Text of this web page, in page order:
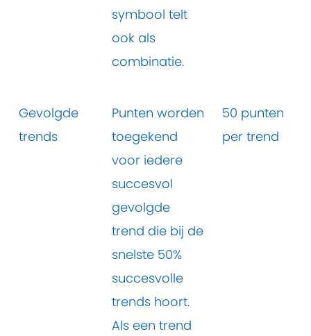
symbool telt
ook als
combinatie.
Gevolgde
trends
Punten worden
toegekend
voor iedere
succesvol
gevolgde
trend die bij de
snelste 50%
succesvolle
trends hoort.
Als een trend
50 punten
per trend